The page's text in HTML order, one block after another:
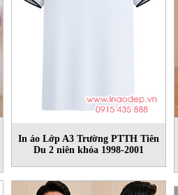
In áo Lớp A3 Trường PTTH Tiên
Du 2 niên khóa 1998-2001